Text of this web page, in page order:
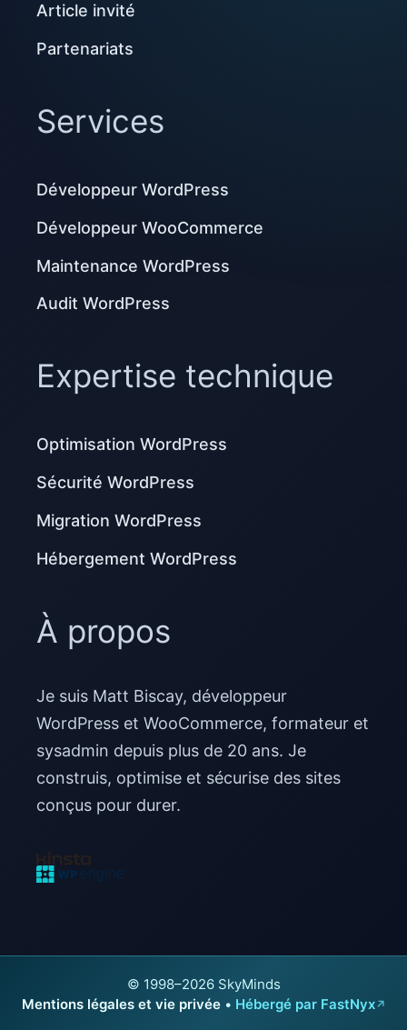
Article invité
Partenariats
Services
Développeur WordPress
Développeur WooCommerce
Maintenance WordPress
Audit WordPress
Expertise technique
Optimisation WordPress
Sécurité WordPress
Migration WordPress
Hébergement WordPress
À propos
Je suis Matt Biscay, développeur
WordPress et WooCommerce, formateur et
sysadmin depuis plus de 20 ans. Je
construis, optimise et sécurise des sites
conçus pour durer.
© 1998–2026 SkyMinds
Mentions légales et vie privée • Hébergé par FastNyx